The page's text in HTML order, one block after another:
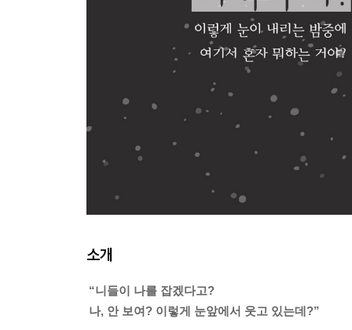
소개
“니들이 나를 잡겠다고?
나, 안 보여? 이렇게 눈앞에서 웃고 있는데?”